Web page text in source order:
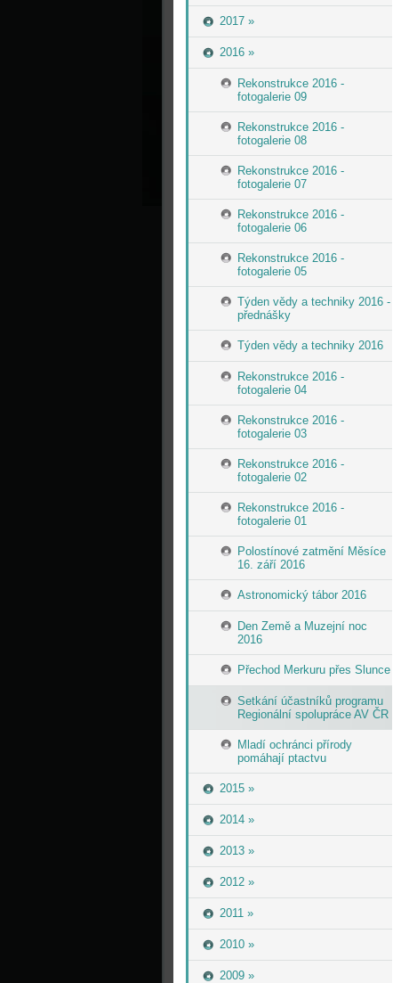
2017 »
2016 »
Rekonstrukce 2016 -
fotogalerie 09
Rekonstrukce 2016 -
fotogalerie 08
Rekonstrukce 2016 -
fotogalerie 07
Rekonstrukce 2016 -
fotogalerie 06
Rekonstrukce 2016 -
fotogalerie 05
Týden vědy a techniky 2016 -
přednášky
Týden vědy a techniky 2016
Rekonstrukce 2016 -
fotogalerie 04
Rekonstrukce 2016 -
fotogalerie 03
Rekonstrukce 2016 -
fotogalerie 02
Rekonstrukce 2016 -
fotogalerie 01
Polostínové zatmění Měsíce
16. září 2016
Astronomický tábor 2016
Den Země a Muzejní noc
2016
Přechod Merkuru přes Slunce
Setkání účastníků programu
Regionální spolupráce AV ČR
Mladí ochránci přírody
pomáhají ptactvu
2015 »
2014 »
2013 »
2012 »
2011 »
2010 »
2009 »